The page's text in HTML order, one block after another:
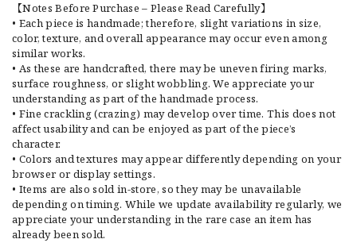
【Notes Before Purchase – Please Read Carefully】
• Each piece is handmade; therefore, slight variations in size,
color, texture, and overall appearance may occur even among
similar works.
• As these are handcrafted, there may be uneven firing marks,
surface roughness, or slight wobbling. We appreciate your
understanding as part of the handmade process.
• Fine crackling (crazing) may develop over time. This does not
affect usability and can be enjoyed as part of the piece’s
character.
• Colors and textures may appear differently depending on your
browser or display settings.
• Items are also sold in-store, so they may be unavailable
depending on timing. While we update availability regularly, we
appreciate your understanding in the rare case an item has
already been sold.